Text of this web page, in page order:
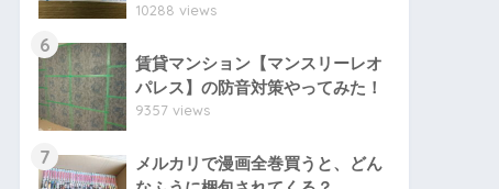
10288 views
6
賃貸マンション【マンスリーレオ
パレス】の防音対策やってみた！
9357 views
7
メルカリで漫画全巻買うと、どん